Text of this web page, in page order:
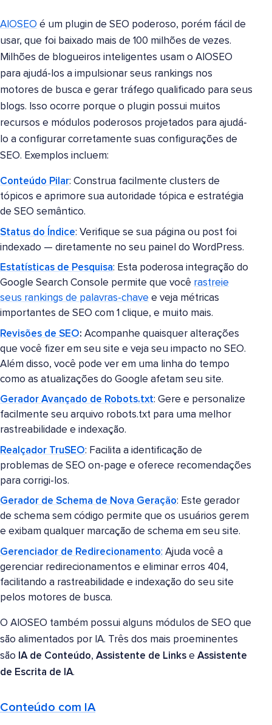
AIOSEO é um plugin de SEO poderoso, porém fácil de
usar, que foi baixado mais de 100 milhões de vezes.
Milhões de blogueiros inteligentes usam o AIOSEO
para ajudá-los a impulsionar seus rankings nos
motores de busca e gerar tráfego qualificado para seus
blogs. Isso ocorre porque o plugin possui muitos
recursos e módulos poderosos projetados para ajudá-
lo a configurar corretamente suas configurações de
SEO. Exemplos incluem:
Conteúdo Pilar: Construa facilmente clusters de
tópicos e aprimore sua autoridade tópica e estratégia
de SEO semântico.
Status do Índice: Verifique se sua página ou post foi
indexado — diretamente no seu painel do WordPress.
Estatísticas de Pesquisa: Esta poderosa integração do
Google Search Console permite que você rastreie
seus rankings de palavras-chave e veja métricas
importantes de SEO com 1 clique, e muito mais.
Revisões de SEO: Acompanhe quaisquer alterações
que você fizer em seu site e veja seu impacto no SEO.
Além disso, você pode ver em uma linha do tempo
como as atualizações do Google afetam seu site.
Gerador Avançado de Robots.txt: Gere e personalize
facilmente seu arquivo robots.txt para uma melhor
rastreabilidade e indexação.
Realçador TruSEO: Facilita a identificação de
problemas de SEO on-page e oferece recomendações
para corrigi-los.
Gerador de Schema de Nova Geração: Este gerador
de schema sem código permite que os usuários gerem
e exibam qualquer marcação de schema em seu site.
Gerenciador de Redirecionamento: Ajuda você a
gerenciar redirecionamentos e eliminar erros 404,
facilitando a rastreabilidade e indexação do seu site
pelos motores de busca.
O AIOSEO também possui alguns módulos de SEO que
são alimentados por IA. Três dos mais proeminentes
são IA de Conteúdo, Assistente de Links e Assistente
de Escrita de IA.
Conteúdo com IA